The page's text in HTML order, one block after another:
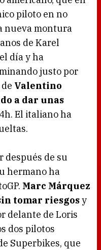
piloto en no
nueva montura
de Karel
día y ha
justo por
Valentino
a dar unas
El italiano ha
después de su
hermano ha
Marc Márquez
tomar riesgosy
delante de Loris
dos pilotos
Superbikes, que